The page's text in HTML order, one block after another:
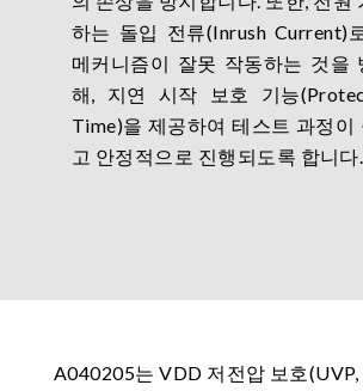
하는 돌입 전류(Inrush Current)
메커니즘이 잘못 작동하는 것을
해, 지연 시작 보호 기능
Time)을 제공하여 테스트 과정이
고 안정적으로 진행되도록 합니다.
A040205는 VDD 저전압 보호